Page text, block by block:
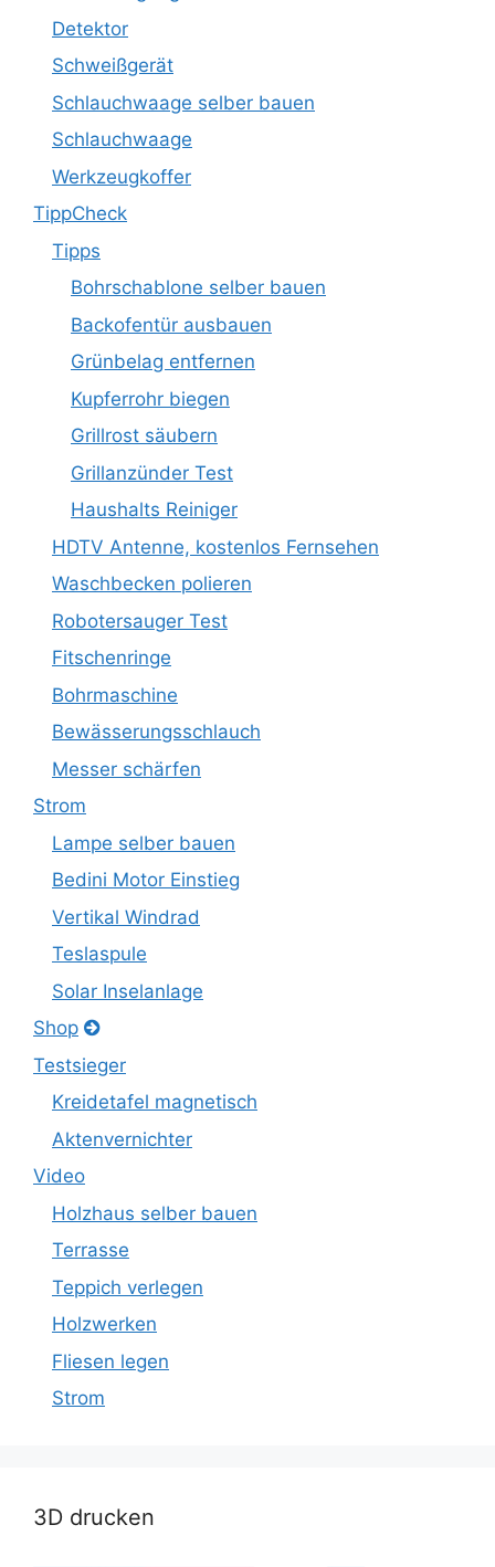
Detektor
Schweißgerät
Schlauchwaage selber bauen
Schlauchwaage
Werkzeugkoffer
TippCheck
Tipps
Bohrschablone selber bauen
Backofentür ausbauen
Grünbelag entfernen
Kupferrohr biegen
Grillrost säubern
Grillanzünder Test
Haushalts Reiniger
HDTV Antenne, kostenlos Fernsehen
Waschbecken polieren
Robotersauger Test
Fitschenringe
Bohrmaschine
Bewässerungsschlauch
Messer schärfen
Strom
Lampe selber bauen
Bedini Motor Einstieg
Vertikal Windrad
Teslaspule
Solar Inselanlage
Shop
Testsieger
Kreidetafel magnetisch
Aktenvernichter
Video
Holzhaus selber bauen
Terrasse
Teppich verlegen
Holzwerken
Fliesen legen
Strom
3D drucken